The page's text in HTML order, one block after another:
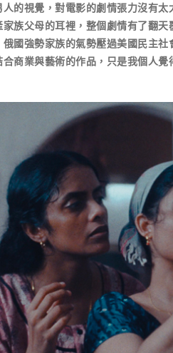
的視覺，對電影的劇情張力沒有
族父母的耳裡，整個劇情有了翻
國強勢家族的氣勢壓過美國民主
商業與藝術的作品，只是我個人